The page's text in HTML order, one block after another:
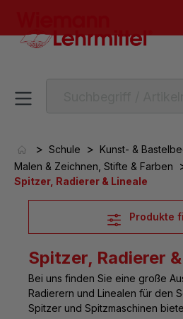
> Schule > Kunst- &
Malen & Zeichnen, Stifte & Farben
Spitzer, Radierer & Lineale
Produkte
Spitzer, Radierer
Bei uns finden Sie eine große
Radierern und Linealen für den
Spitzer und Spitzmaschinen